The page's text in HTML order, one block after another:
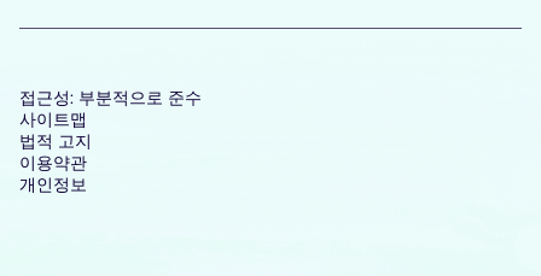
접근성: 부분적으로 준수
사이트맵
법적 고지
이용약관
개인정보